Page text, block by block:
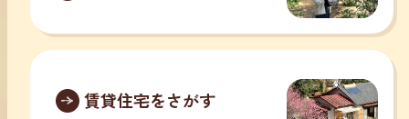
賃貸住宅をさがす